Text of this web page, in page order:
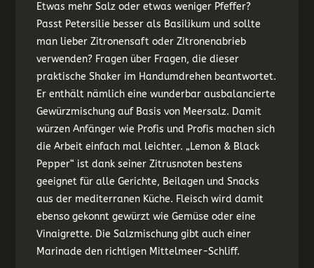
Etwas mehr Salz oder etwas weniger Pfeffer?
Passt Petersilie besser als Basilikum und sollte
man lieber Zitronensaft oder Zitronenabrieb
verwenden? Fragen über Fragen, die dieser
praktische Shaker im Handumdrehen beantwortet.
Er enthält nämlich eine wunderbar ausbalancierte
Gewürzmischung auf Basis von Meersalz. Damit
würzen Anfänger wie Profis und Profis machen sich
die Arbeit einfach mal leichter. „Lemon & Black
Pepper“ ist dank seiner Zitrusnoten bestens
geeignet für alle Gerichte, Beilagen und Snacks
aus der mediterranen Küche. Fleisch wird damit
ebenso gekonnt gewürzt wie Gemüse oder eine
Vinaigrette. Die Salzmischung gibt auch einer
Marinade den richtigen Mittelmeer-Schliff.